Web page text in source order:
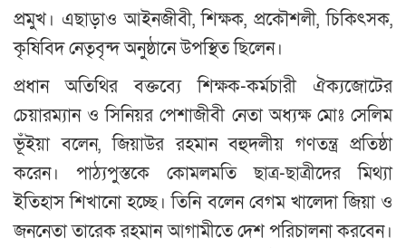
প্রমুখ। এছাড়াও আইনজীবী, শিক্ষক, প্রকৌশলী, চিকিৎসক,
কৃষিবিদ নেতৃবৃন্দ অনুষ্ঠানে উপস্থিত ছিলেন।
প্রধান অতিথির বক্তব্যে শিক্ষক-কর্মচারী ঐক্যজোটের
চেয়ারম্যান ও সিনিয়র পেশাজীবী নেতা অধ্যক্ষ মোঃ সেলিম
ভূঁইয়া বলেন, জিয়াউর রহমান বহুদলীয় গণতন্ত্র প্রতিষ্ঠা
করেন। পাঠ্যপুস্তকে কোমলমতি ছাত্র-ছাত্রীদের মিথ্যা
ইতিহাস শিখানো হচ্ছে। তিনি বলেন বেগম খালেদা জিয়া ও
জননেতা তারেক রহমান আগামীতে দেশ পরিচালনা করবেন।